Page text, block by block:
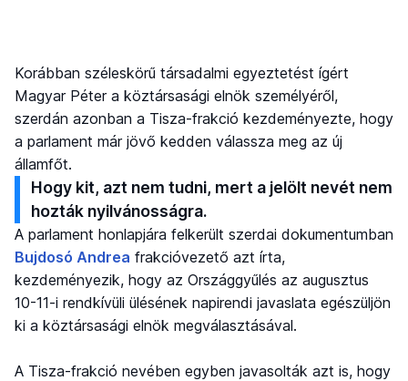
Korábban széleskörű társadalmi egyeztetést ígért
Magyar Péter a köztársasági elnök személyéről,
szerdán azonban a Tisza-frakció kezdeményezte, hogy
a parlament már jövő kedden válassza meg az új
államfőt.
Hogy kit, azt nem tudni, mert a jelölt nevét nem
hozták nyilvánosságra.
A parlament honlapjára felkerült szerdai dokumentumban
Bujdosó Andrea frakcióvezető azt írta,
kezdeményezik, hogy az Országgyűlés az augusztus
10-11-i rendkívüli ülésének napirendi javaslata egészüljön
ki a köztársasági elnök megválasztásával.
A Tisza-frakció nevében egyben javasolták azt is, hogy